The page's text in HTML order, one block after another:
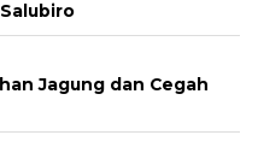
Jagung dan Cegah